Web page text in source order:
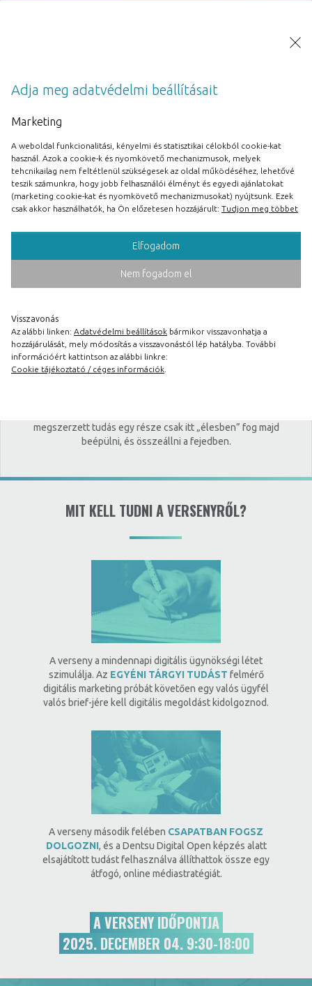
Adja meg adatvédelmi beállításait
Marketing
A weboldal funkcionalitási, kényelmi és statisztikai célokból cookie-kat
használ. Azok a cookie-k és nyomkövető mechanizmusok, melyek
tehcnikailag nem feltétlenül szükségesek az oldal működéséhez, lehetővé
teszik számunkra, hogy jobb felhasználói élményt és egyedi ajánlatokat
(marketing cookie-kat és nyomkövető mechanizmusokat) nyújtsunk. Ezek
csak akkor használhatók, ha Ön előzetesen hozzájárult: Tudjon meg többet
Elfogadom
Nem fogadom el
Visszavonás
Az alábbi linken: Adatvédelmi beállítások bármikor visszavonhatja a
hozzájárulását, mely módosítás a visszavonástól lép hatályba. További
információért kattintson az alábbi linkre:
Cookie tájékoztató / céges információk
tudásból és a kreatív alapanyagból egy egységes
2025.12.04.
A VERSENY
teljesítményt is értékeljük. Egy rövid bemelegítés után
egy gyors teszttel, majd néhány esszékérdéssel kell
majd megbirkóznod. Utána pedig indulhat a csapatmunka,
amely során valódi briefekre kell majd adekvát választ
adnotok. Aggodalomra semmi ok, a verseny során sem
egy része csak itt „élesben” fog majd beépülni, és
összeállni a fejedben.A verseny során az egyéni és a
csapatban nyújtott teljesítményt is értékeljük. Egy rövid
bemelegítés után egy gyors teszttel, majd néhány
esszékérdéssel kell majd megbirkóznod. Utána pedig
megszerzett tudás egy része csak itt „élesben” fog majd
beépülni, és összeállni a fejedben.
MIT KELL TUDNI A VERSENYRŐL?
A verseny a mindennapi digitális ügynökségi létet
szimulálja. Az EGYÉNI TÁRGYI TUDÁST felmérő
digitális marketing próbát követően egy valós ügyfél
valós brief-jére kell digitális megoldást kidolgoznod.
A verseny második felében CSAPATBAN FOGSZ
DOLGOZNI, és a Dentsu Digital Open képzés alatt
elsajátított tudást felhasználva állíthattok össze egy
átfogó, online médiastratégiát.
A VERSENY IDŐPONTJA
2025. DECEMBER 04. 9:30-18:00